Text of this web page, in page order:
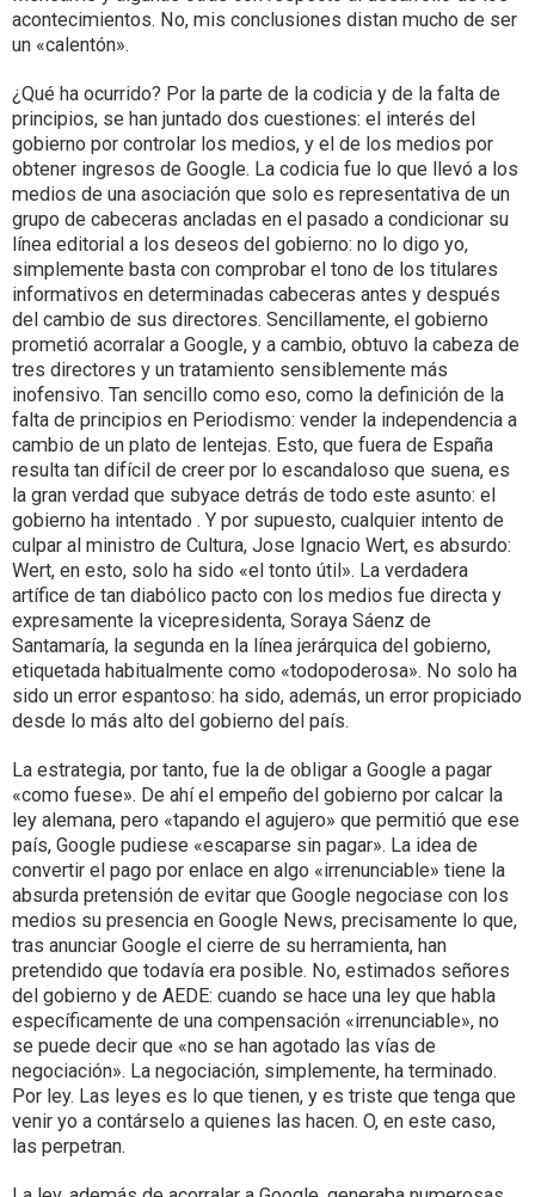
acontecimientos. No, mis conclusiones distan mucho de ser
un «calentón».
¿Qué ha ocurrido? Por la parte de la codicia y de la falta de
principios, se han juntado dos cuestiones: el interés del
gobierno por controlar los medios, y el de los medios por
obtener ingresos de Google. La codicia fue lo que llevó a los
medios de una asociación que solo es representativa de un
grupo de cabeceras ancladas en el pasado a condicionar su
línea editorial a los deseos del gobierno: no lo digo yo,
simplemente basta con comprobar el tono de los titulares
informativos en determinadas cabeceras antes y después
del cambio de sus directores. Sencillamente, el gobierno
prometió acorralar a Google, y a cambio, obtuvo la cabeza de
tres directores y un tratamiento sensiblemente más
inofensivo. Tan sencillo como eso, como la definición de la
falta de principios en Periodismo: vender la independencia a
cambio de un plato de lentejas. Esto, que fuera de España
resulta tan difícil de creer por lo escandaloso que suena, es
la gran verdad que subyace detrás de todo este asunto: el
gobierno ha intentado . Y por supuesto, cualquier intento de
culpar al ministro de Cultura, Jose Ignacio Wert, es absurdo:
Wert, en esto, solo ha sido «el tonto útil». La verdadera
artífice de tan diabólico pacto con los medios fue directa y
expresamente la vicepresidenta, Soraya Sáenz de
Santamaría, la segunda en la línea jerárquica del gobierno,
etiquetada habitualmente como «todopoderosa». No solo ha
sido un error espantoso: ha sido, además, un error propiciado
desde lo más alto del gobierno del país.
La estrategia, por tanto, fue la de obligar a Google a pagar
«como fuese». De ahí el empeño del gobierno por calcar la
ley alemana, pero «tapando el agujero» que permitió que ese
país, Google pudiese «escaparse sin pagar». La idea de
convertir el pago por enlace en algo «irrenunciable» tiene la
absurda pretensión de evitar que Google negociase con los
medios su presencia en Google News, precisamente lo que,
tras anunciar Google el cierre de su herramienta, han
pretendido que todavía era posible. No, estimados señores
del gobierno y de AEDE: cuando se hace una ley que habla
específicamente de una compensación «irrenunciable», no
se puede decir que «no se han agotado las vías de
negociación». La negociación, simplemente, ha terminado.
Por ley. Las leyes es lo que tienen, y es triste que tenga que
venir yo a contárselo a quienes las hacen. O, en este caso,
las perpetran.